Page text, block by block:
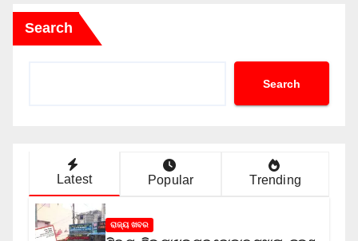
Search
Search
Latest Popular Trending
ରାଜ୍ୟ ଖବର